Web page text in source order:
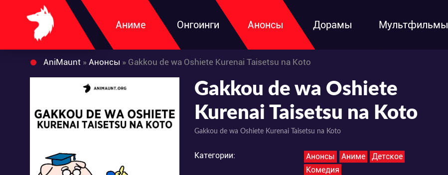
Аниме Онгоинги Анонсы Дорамы Мультфильмы
AniMaunt » Анонсы » Gakkou de wa Oshiete Kurenai Taisetsu na Koto
Gakkou de wa Oshiete
Kurenai Taisetsu na Koto
Gakkou de wa Oshiete Kurenai Taisetsu na Koto
Категории: Анонсы Аниме
Детское
Комедия